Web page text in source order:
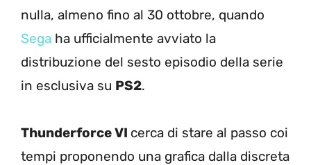
nulla, almeno fino al 30 ottobre, quando
Sega ha ufficialmente avviato la
distribuzione del sesto episodio della serie
in esclusiva su PS2.
Thunderforce VI cerca di stare al passo coi
tempi proponendo una grafica dalla discreta